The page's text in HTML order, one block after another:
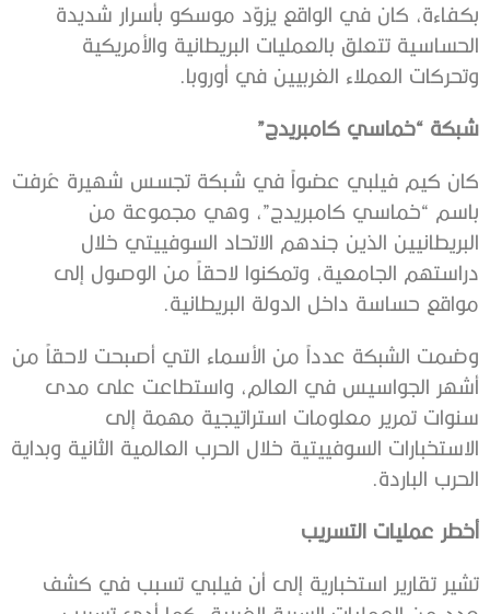
بكفاءة، كان في الواقع يزوّد موسكو بأسرار شديدة
الحساسية تتعلق بالعمليات البريطانية والأمريكية
وتحركات العملاء الغربيين في أوروبا.
شبكة “خماسي كامبريدج”
كان كيم فيلبي عضواً في شبكة تجسس شهيرة عُرفت
باسم “خماسي كامبريدج”، وهي مجموعة من
البريطانيين الذين جندهم الاتحاد السوفييتي خلال
دراستهم الجامعية، وتمكنوا لاحقاً من الوصول إلى
مواقع حساسة داخل الدولة البريطانية.
وضمت الشبكة عدداً من الأسماء التي أصبحت لاحقاً من
أشهر الجواسيس في العالم، واستطاعت على مدى
سنوات تمرير معلومات استراتيجية مهمة إلى
الاستخبارات السوفييتية خلال الحرب العالمية الثانية وبداية
الحرب الباردة.
أخطر عمليات التسريب
تشير تقارير استخبارية إلى أن فيلبي تسبب في كشف